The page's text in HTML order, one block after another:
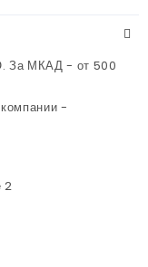
За МКАД - от 500
-
2